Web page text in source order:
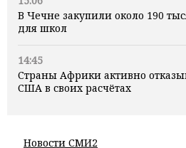
В Чечне закупили около 190
для школ
14:45
Страны Африки активно
США в своих расчётах
Новости СМИ2